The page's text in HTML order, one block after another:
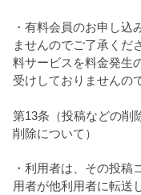
・有料会員のお申し込
ませんのでご了承くだ
料サービスを料金発生
受けしておりませんの
第13条（投稿などの削
削除について）
・利用者は、その投稿
用者が他利用者に転送